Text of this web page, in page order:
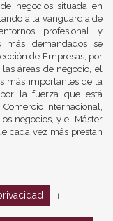
negocios situada en
a la vanguardia de
profesional y
más demandados se
de Empresas, por
áreas de negocio, el
más importantes de la
la fuerza que está
Internacional,
negocios, y el Máster
cada vez más prestan